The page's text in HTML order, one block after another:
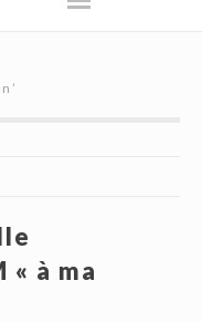
’
« à ma